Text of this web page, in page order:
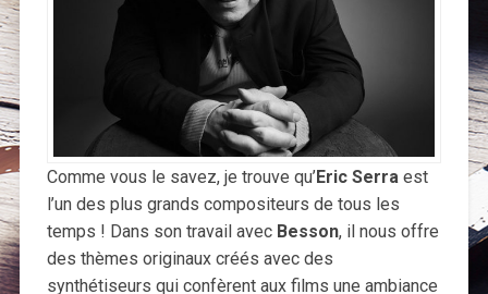
Comme vous le savez, je trouve qu’Eric Serraest
l’un des plus grands compositeurs de tous les
temps ! Dans son travail avec Besson, il nous offre
des thèmes originaux créés avec des
synthétiseurs qui confèrent aux films une ambiance